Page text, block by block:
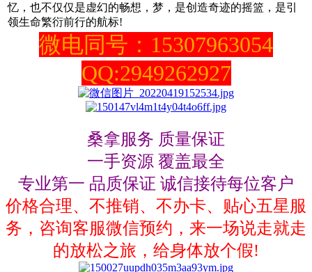
忆，也不仅仅是虚幻的畅想，梦，是创造奇迹的摇篮，是引
领生命繁衍前行的航标!
微电同号：15307963054
QQ:2949262927
桑拿服务 质量保证
一手资源 覆盖最全
专业第一 品质保证 诚信接待每位客户
价格合理、不推销、不办卡、贴心五星服
务，咨询客服微信预约，来一场说走就走
的放松之旅，给身体放个假!